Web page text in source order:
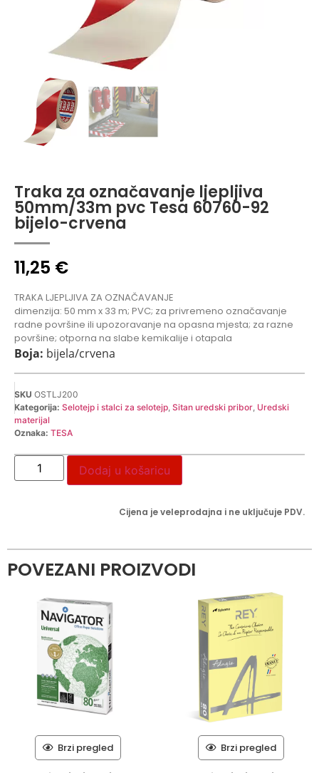
Traka za označavanje ljepljiva
50mm/33m pvc Tesa 60760-92
bijelo-crvena
11,25 €
TRAKA LJEPLJIVA ZA OZNAČAVANJE
dimenzija: 50 mm x 33 m; PVC; za privremeno označavanje
radne površine ili upozoravanje na opasna mjesta; za razne
površine; otporna na slabe kemikalije i otapala
Boja: bijela/crvena
SKU OSTLJ200
Kategorija: Selotejp i stalci za selotejp Sitan uredski pribor Uredski
materijal
Oznaka: TESA
Dodaj u košaricu
Cijena je veleprodajna i ne uključuje PDV.
POVEZANI PROIZVODI
Brzi pregled Brzi pregled